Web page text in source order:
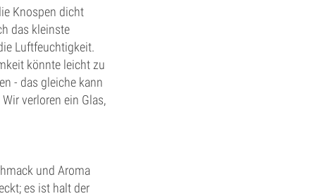
Knospen dicht
das kleinste
Luftfeuchtigkeit.
könnte leicht zu
- das gleiche kann
verloren ein Glas,
und Aroma
es ist halt der